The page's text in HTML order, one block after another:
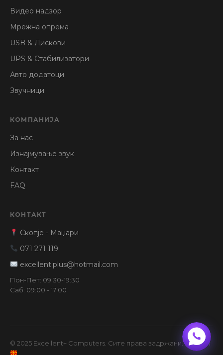
Видео надзор
Мрежна опрема
USB & Дискови
UPS & Стабилизатори
Авто додатоци
Звучници
КОМПАНИЈА
За нас
Изнајмување звук
Контакт
FAQ
КОНТАКТ
Скопје - Маџари
071 271 119
excellent.plus@hotmail.com
Пон-Пет: 09:30-19:30
Саб: 09:00 - 17:00
© 2025 Excellent+ Computers. Сите права задржани. Made in